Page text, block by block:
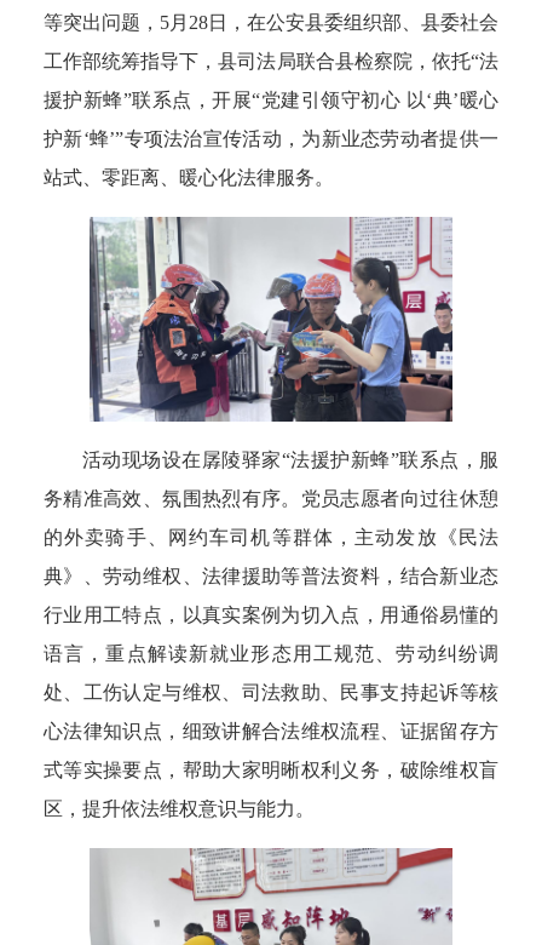
等突出问题，5月28日，在公安县委组织部、县委社会
工作部统筹指导下，县司法局联合县检察院，依托“法
援护新蜂”联系点，开展“党建引领守初心 以‘典’暖心
护新‘蜂’”专项法治宣传活动，为新业态劳动者提供一
站式、零距离、暖心化法律服务。
活动现场设在孱陵驿家“法援护新蜂”联系点，服
务精准高效、氛围热烈有序。党员志愿者向过往休憩
的外卖骑手、网约车司机等群体，主动发放《民法
典》、劳动维权、法律援助等普法资料，结合新业态
行业用工特点，以真实案例为切入点，用通俗易懂的
语言，重点解读新就业形态用工规范、劳动纠纷调
处、工伤认定与维权、司法救助、民事支持起诉等核
心法律知识点，细致讲解合法维权流程、证据留存方
式等实操要点，帮助大家明晰权利义务，破除维权盲
区，提升依法维权意识与能力。